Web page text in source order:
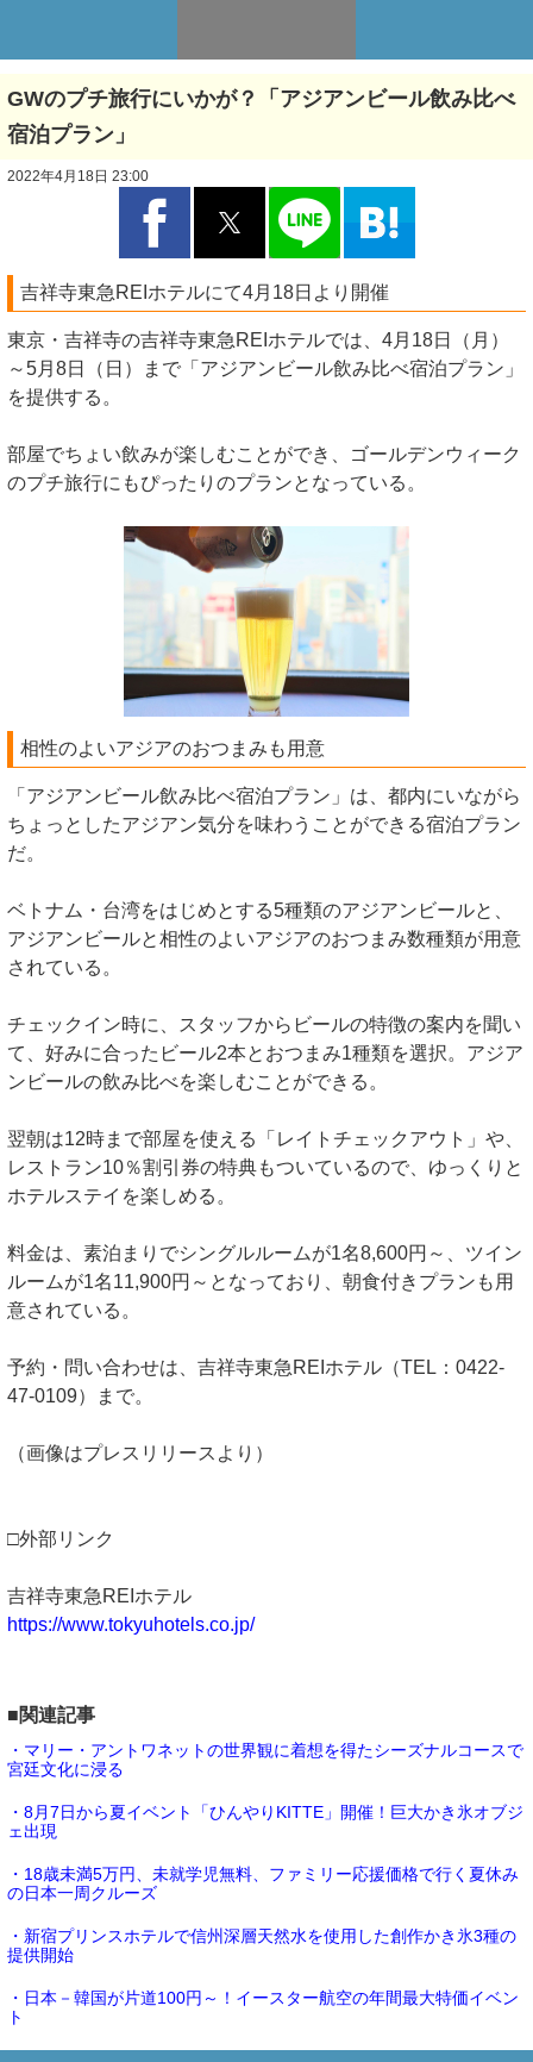
GWのプチ旅行にいかが？「アジアンビール飲み比べ
宿泊プラン」
2022年4月18日 23:00
吉祥寺東急REIホテルにて4月18日より開催
東京・吉祥寺の吉祥寺東急REIホテルでは、4月18日（月）
～5月8日（日）まで「アジアンビール飲み比べ宿泊プラン」
を提供する。
部屋でちょい飲みが楽しむことができ、ゴールデンウィーク
のプチ旅行にもぴったりのプランとなっている。
相性のよいアジアのおつまみも用意
「アジアンビール飲み比べ宿泊プラン」は、都内にいながら
ちょっとしたアジアン気分を味わうことができる宿泊プラン
だ。
ベトナム・台湾をはじめとする5種類のアジアンビールと、
アジアンビールと相性のよいアジアのおつまみ数種類が用意
されている。
チェックイン時に、スタッフからビールの特徴の案内を聞い
て、好みに合ったビール2本とおつまみ1種類を選択。アジア
ンビールの飲み比べを楽しむことができる。
翌朝は12時まで部屋を使える「レイトチェックアウト」や、
レストラン10％割引券の特典もついているので、ゆっくりと
ホテルステイを楽しめる。
料金は、素泊まりでシングルルームが1名8,600円～、ツイン
ルームが1名11,900円～となっており、朝食付きプランも用
意されている。
予約・問い合わせは、吉祥寺東急REIホテル（TEL：0422-
47-0109）まで。
（画像はプレスリリースより）
□外部リンク
吉祥寺東急REIホテル
https://www.tokyuhotels.co.jp/
■関連記事
・マリー・アントワネットの世界観に着想を得たシーズナルコースで
宮廷文化に浸る
・8月7日から夏イベント「ひんやりKITTE」開催！巨大かき氷オブジ
ェ出現
・18歳未満5万円、未就学児無料、ファミリー応援価格で行く夏休み
の日本一周クルーズ
・新宿プリンスホテルで信州深層天然水を使用した創作かき氷3種の
提供開始
・日本－韓国が片道100円～！イースター航空の年間最大特価イベン
ト